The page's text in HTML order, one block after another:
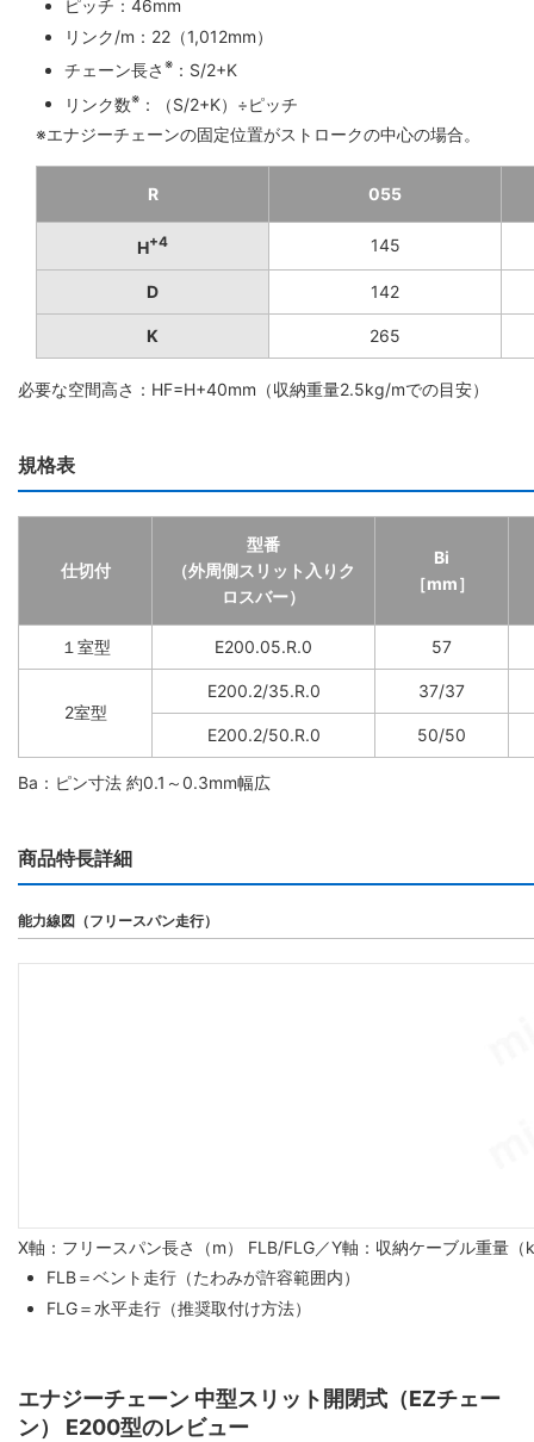
ピッチ：46mm
リンク/m：22（1,012mm）
チェーン長さ ※：S/2+K
リンク数※：（S/2+K）÷ピッチ
※エナジーチェーンの固定位置がストロークの中心の場合。
R 055
H+4 145
D 142
K 265
必要な空間高さ：HF=H+40mm（収納重量2.5kg/mでの目安）
規格表
仕切付
型番
（外周側スリット入りク
ロスバー）
Bi
［mm］
１室型 E200.05.R.0 57
2室型
E200.2/35.R.0 37/37
E200.2/50.R.0 50/50
Ba：ピン寸法 約0.1～0.3mm幅広
商品特長詳細
能力線図（フリースパン走行）
X軸：フリースパン長さ（m） FLB/FLG／Y軸：収納ケーブル重量
FLB＝ベント走行（たわみが許容範囲内）
FLG＝水平走行（推奨取付け方法）
エナジーチェーン 中型スリット開閉式（EZチェー
ン） E200型のレビュー